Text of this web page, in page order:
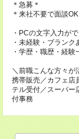
＊急募＊
＊来社不要で面談OK
・PCの文字入力が
・未経験・ブランク
・学歴・職歴・経
＼前職こんな方々が
携帯販売／カフェ店
テル受付／スーパー
付事務